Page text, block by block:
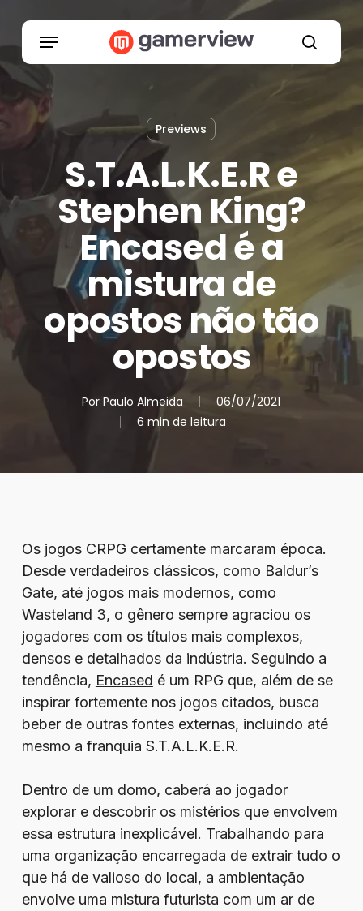
main
content
search
Menu
Previews
S.T.A.L.K.E.R e
Stephen King?
Encased é a
mistura de
opostos não tão
opostos
Por Paulo Almeida
06/07/2021
6 min de leitura
Os jogos CRPG certamente marcaram época.
Desde verdadeiros clássicos, como Baldur’s
Gate, até jogos mais modernos, como
Wasteland 3, o gênero sempre agraciou os
jogadores com os títulos mais complexos,
densos e detalhados da indústria. Seguindo a
tendência, Encased é um RPG que, além de se
inspirar fortemente nos jogos citados, busca
beber de outras fontes externas, incluindo até
mesmo a franquia S.T.A.L.K.E.R.
Dentro de um domo, caberá ao jogador
explorar e descobrir os mistérios que envolvem
essa estrutura inexplicável. Trabalhando para
uma organização encarregada de extrair tudo o
que há de valioso do local, a ambientação
envolve uma mistura futurista com um ar de